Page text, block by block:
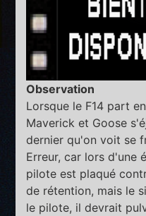
Observation
Lorsque le F14 part
Maverick et Goose
dernier qu'on voit se
Erreur, car lors d'une
pilote est plaqué
de rétention, mais le
le pilote, il devrait